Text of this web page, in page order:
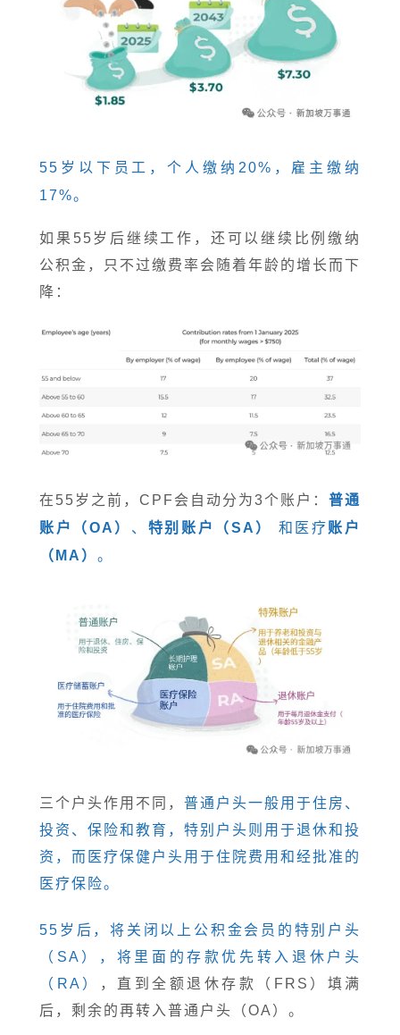
55岁以下员工，个人缴纳20%，雇主缴纳
17%。
如果55岁后继续工作，还可以继续比例缴纳
公积金，只不过缴费率会随着年龄的增长而下
降：
在55岁之前，CPF会自动分为3个账户： 普通
账户（OA） 、 特别账户（SA） 和医疗账户
（MA） 。
三个户头作用不同， 普通户头一般用于住房、
投资、保险和教育，特别户头则用于退休和投
资，而医疗保健户头用于住院费用和经批准的
医疗保险。
55岁后，将关闭以上公积金会员的特别户头
（SA），将里面的存款优先转入退休户头
（RA）
，直到全额退休存款（FRS）填满
后，剩余的再转入普通户头（OA）。